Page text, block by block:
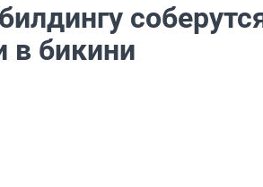
в бикини